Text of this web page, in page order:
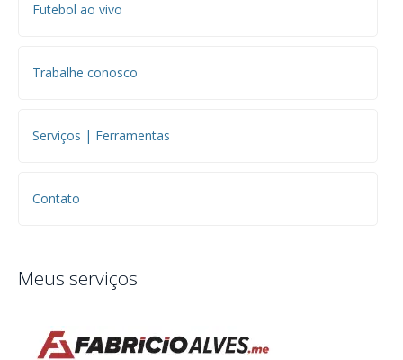
Futebol ao vivo
Trabalhe conosco
Serviços | Ferramentas
Contato
Meus serviços